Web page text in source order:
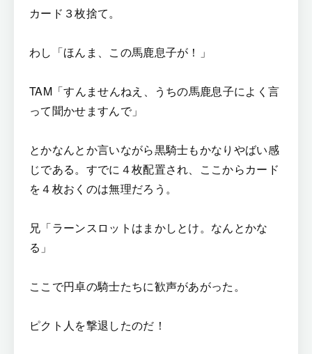
カード３枚捨て。
わし「ほんま、この馬鹿息子が！」
TAM「すんませんねえ、うちの馬鹿息子によく言
って聞かせますんで」
とかなんとか言いながら黒騎士もかなりやばい感
じである。すでに４枚配置され、ここからカード
を４枚おくのは無理だろう。
兄「ラーンスロットはまかしとけ。なんとかな
る」
ここで円卓の騎士たちに歓声があがった。
ピクト人を撃退したのだ！